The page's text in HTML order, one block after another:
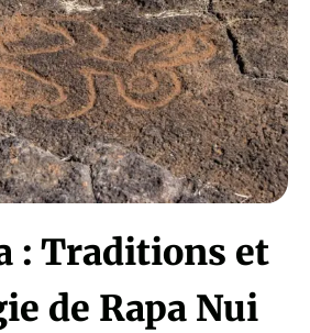
: Traditions et
de Rapa Nui